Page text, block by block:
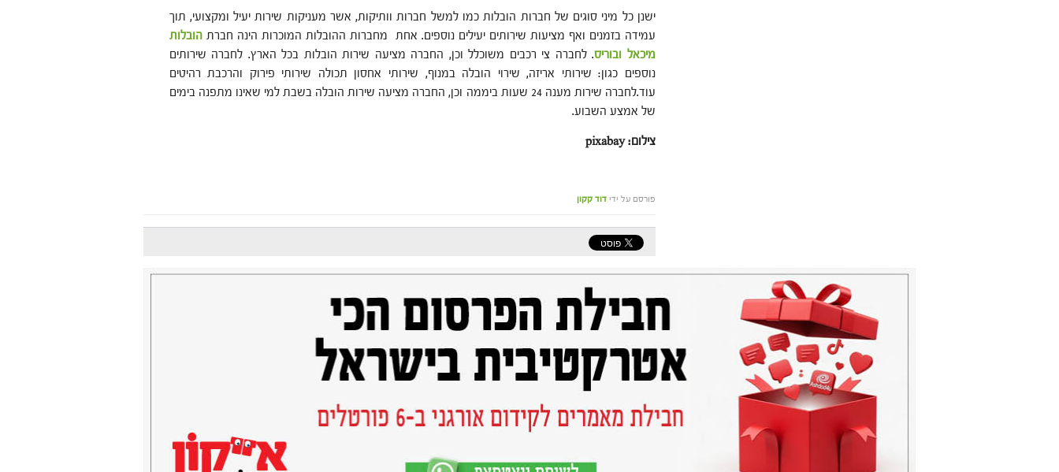
ישנן כל מיני סוגים של חברות הובלות כמו למשל חברות וותיקות, אשר מעניקות שירות יעיל ומקצועי, תוך
עמידה בזמנים ואף מציעות שירותים יעילים נוספים. אחת מחברות ההובלות המוכרות הינה חברתהובלות
מיכאל ובוריס. לחברה צי רכבים משוכלל וכן, החברה מציעה שירות הובלות בכל הארץ. לחברה שירותים
נוספים כגון: שירותי אריזה, שירוי הובלה במנוף, שירותי אחסון תכולה שירותי פירוק והרכבת רהיטים
עוד.לחברה שירות מענה 24 שעות ביממה וכן, החברה מציעה שירות הובלה בשבת למי שאינו מתפנה בימים
של אמצע השבוע.
צילום: pixabay
פורסם על ידי דוד קקון